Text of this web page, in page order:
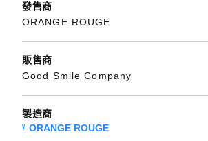
發售商
ORANGE ROUGE
販售商
Good Smile Company
製造商
ORANGE ROUGE